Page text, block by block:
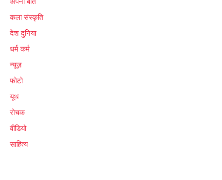
कला संस्कृति
देश दुनिया
धर्म कर्म
न्यूज़
फोटो
यूथ
रोचक
वीडियो
साहित्य